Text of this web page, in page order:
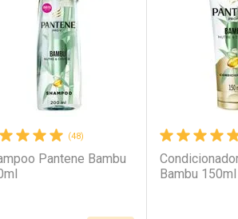
(48)
Pantene Bambu
Bambu 150ml